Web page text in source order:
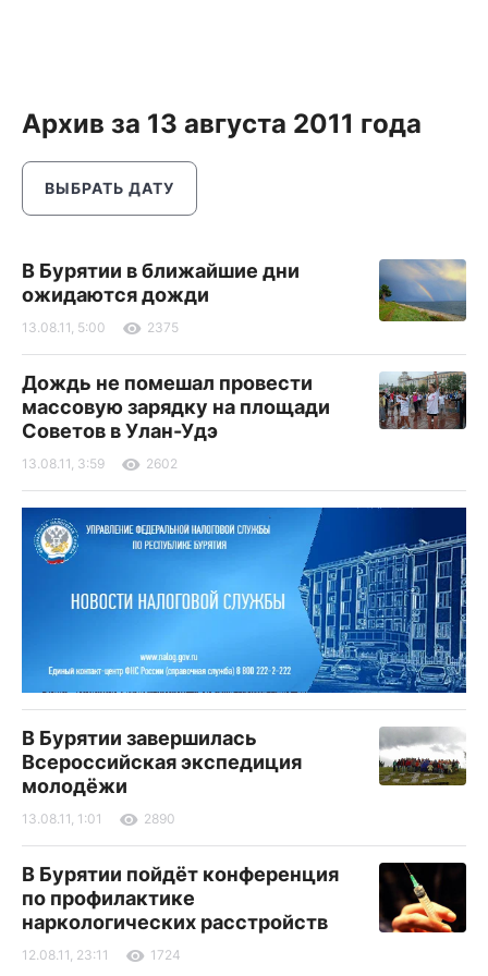
Архив за 13 августа 2011 года
ВЫБРАТЬ ДАТУ
В Бурятии в ближайшие дни
ожидаются дожди
13.08.11, 5:00 2375
Дождь не помешал провести
массовую зарядку на площади
Советов в Улан-Удэ
13.08.11, 3:59 2602
В Бурятии завершилась
Всероссийская экспедиция
молодёжи
13.08.11, 1:01 2890
В Бурятии пойдёт конференция
по профилактике
наркологических расстройств
12.08.11, 23:11 1724